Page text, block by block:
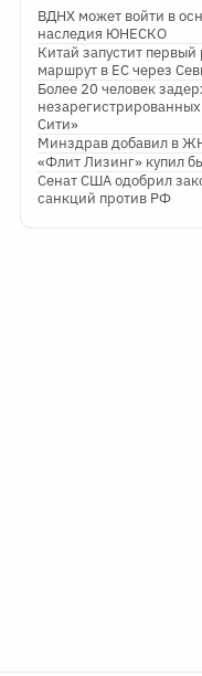
ВДНХ может войти в
наследия ЮНЕСКО
Китай запустит
маршрут в ЕС через
Более 20 человек
Сити»
Минздрав добавил в
«Флит Лизинг» купил
Сенат США одобрил
санкций против РФ